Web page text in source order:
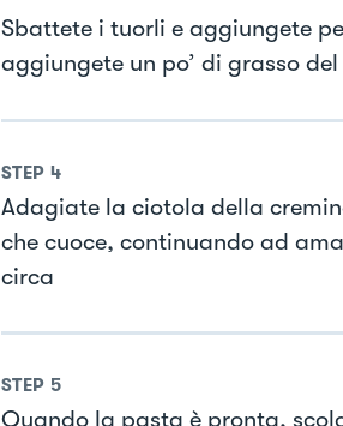
Sbattete i tuorli e aggiungete
aggiungete un po’ di grasso
STEP 4
Adagiate la ciotola della
che cuoce, continuando ad
circa
STEP 5
Quando la pasta è pronta,